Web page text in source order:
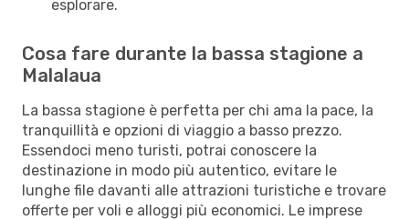
esplorare.
Cosa fare durante la bassa stagione a
Malalaua
La bassa stagione è perfetta per chi ama la pace, la
tranquillità e opzioni di viaggio a basso prezzo.
Essendoci meno turisti, potrai conoscere la
destinazione in modo più autentico, evitare le
lunghe file davanti alle attrazioni turistiche e trovare
offerte per voli e alloggi più economici. Le imprese